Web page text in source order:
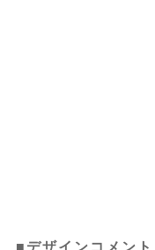
■デザインコメント